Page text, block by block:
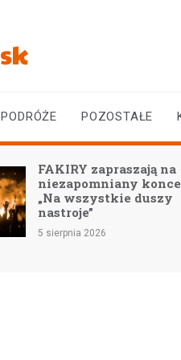
PODRÓŻE POZOSTAŁE
FAKIRY zapraszają na
niezapomniany
„Na wszystkie duszy
nastroje”
5 sierpnia 2026